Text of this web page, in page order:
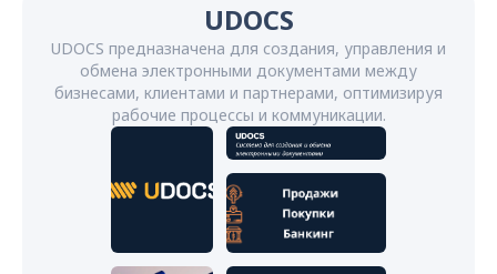
UDOCS
UDOCS предназначена для создания, управления и
обмена электронными документами между
бизнесами, клиентами и партнерами, оптимизируя
рабочие процессы и коммуникации.